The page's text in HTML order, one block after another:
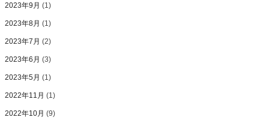
2023年9月 (1)
2023年8月 (1)
2023年7月 (2)
2023年6月 (3)
2023年5月 (1)
2022年11月 (1)
2022年10月 (9)